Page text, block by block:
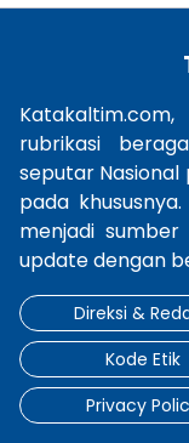
rubrikasi
seputar Nasional
pada
menjadi
update dengan
Direksi &
Kode Etik
Privacy